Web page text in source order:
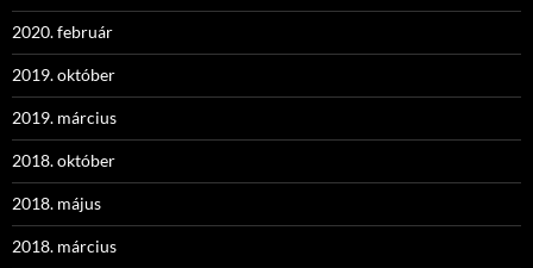
2020. február
2019. október
2019. március
2018. október
2018. május
2018. március